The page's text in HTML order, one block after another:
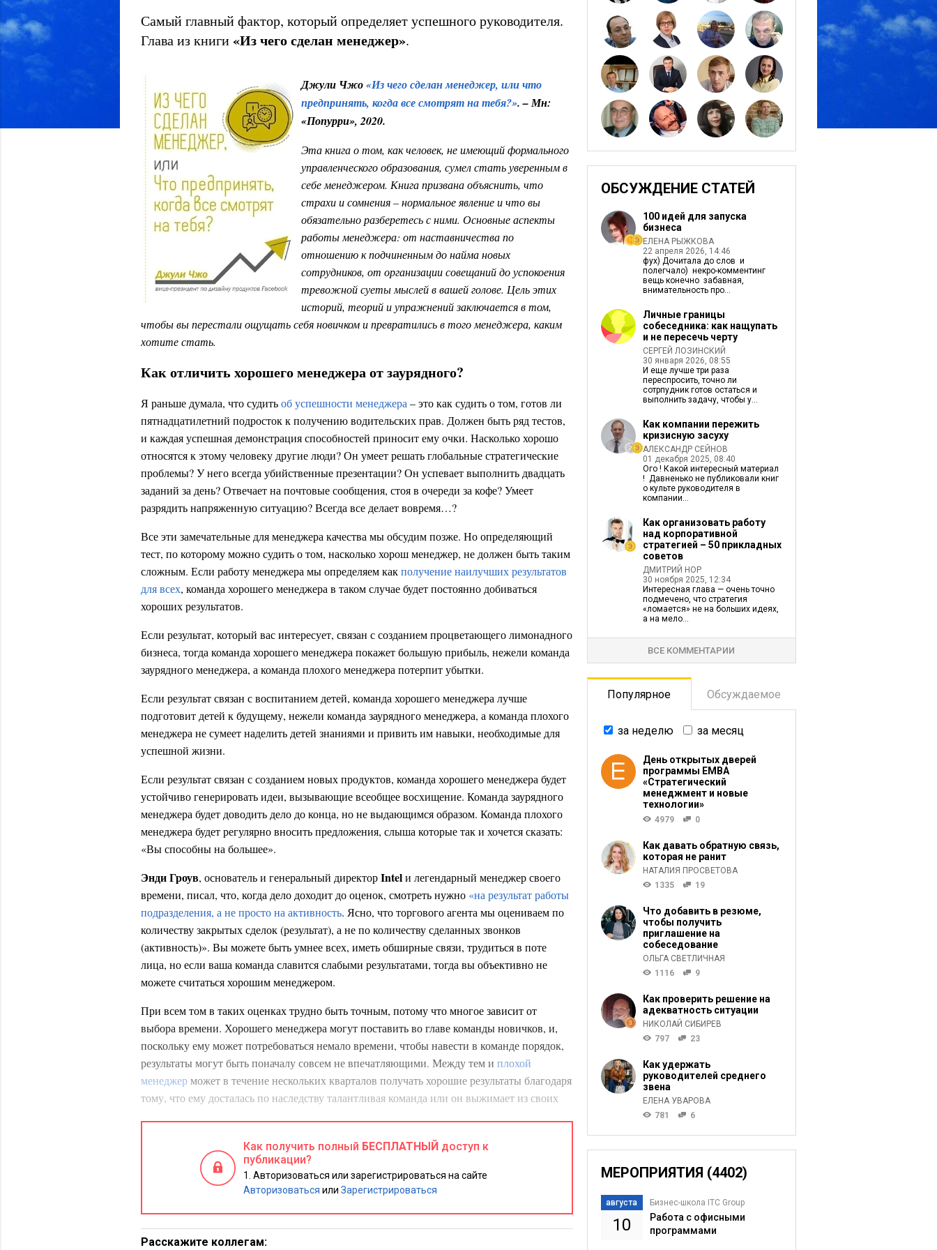
Самый главный фактор, который определяет успешного руководителя.
Глава из книги«Из чего сделан менеджер».
Джули Чжо«Из чего сделан менеджер, или что
предпринять, когда все смотрят на тебя?». – Мн:
«Попурри», 2020.
Эта книга о том, как человек, не имеющий формального
управленческого образования, сумел стать уверенным в
себе менеджером. Книга призвана объяснить, что
страхи и сомнения – нормальное явление и что вы
обязательно разберетесь с ними. Основные аспекты
работы менеджера: от наставничества по
отношению к подчиненным до найма новых
сотрудников, от организации совещаний до успокоения
тревожной суеты мыслей в вашей голове. Цель этих
историй, теорий и упражнений заключается в том,
чтобы вы перестали ощущать себя новичком и превратились в того менеджера, каким
хотите стать.
Как отличить хорошего менеджера от заурядного?
Я раньше думала, что судитьоб успешности менеджера – это как судить о том, готов ли
пятнадцатилетний подросток к получению водительских прав. Должен быть ряд тестов,
и каждая успешная демонстрация способностей приносит ему очки. Насколько хорошо
относятся к этому человеку другие люди? Он умеет решать глобальные стратегические
проблемы? У него всегда убийственные презентации? Он успевает выполнить двадцать
заданий за день? Отвечает на почтовые сообщения, стоя в очереди за кофе? Умеет
разрядить напряженную ситуацию? Всегда все делает вовремя…?
Все эти замечательные для менеджера качества мы обсудим позже. Но определяющий
тест, по которому можно судить о том, насколько хорош менеджер, не должен быть таким
сложным. Если работу менеджера мы определяем какполучение наилучших результатов
для всех, команда хорошего менеджера в таком случае будет постоянно добиваться
хороших результатов.
Если результат, который вас интересует, связан с созданием процветающего лимонадного
бизнеса, тогда команда хорошего менеджера покажет большую прибыль, нежели команда
заурядного менеджера, а команда плохого менеджера потерпит убытки.
Если результат связан с воспитанием детей, команда хорошего менеджера лучше
подготовит детей к будущему, нежели команда заурядного менеджера, а команда плохого
менеджера не сумеет наделить детей знаниями и привить им навыки, необходимые для
успешной жизни.
Если результат связан с созданием новых продуктов, команда хорошего менеджера будет
устойчиво генерировать идеи, вызывающие всеобщее восхищение. Команда заурядного
менеджера будет доводить дело до конца, но не выдающимся образом. Команда плохого
менеджера будет регулярно вносить предложения, слыша которые так и хочется сказать:
«Вы способны на большее».
Энди Гроув, основатель и генеральный директорIntelи легендарный менеджер своего
времени, писал, что, когда дело доходит до оценок, смотреть нужно «на результат работы
подразделения, а не просто на активность. Ясно, что торгового агента мы оцениваем по
количеству закрытых сделок (результат), а не по количеству сделанных звонков
(активность)». Вы можете быть умнее всех, иметь обширные связи, трудиться в поте
лица, но если ваша команда славится слабыми результатами, тогда вы объективно не
можете считаться хорошим менеджером.
При всем том в таких оценках трудно быть точным, потому что многое зависит от
выбора времени. Хорошего менеджера могут поставить во главе команды новичков, и,
поскольку ему может потребоваться немало времени, чтобы навести в команде порядок,
результаты могут быть поначалу совсем не впечатляющими. Между тем и плохой
менеджерможет в течение нескольких кварталов получать хорошие результаты благодаря
тому, что ему досталась по наследству талантливая команда или он выжимает из своих
Лучшие работники, как правило, не держатся долго под началом босса, который их не
ценит или которого они не уважают. Талантливому менеджеру обычно удается повысить
эффективность даже самой слабой команды, если он уполномочен осуществить реальные
перемены.
Шесть лет назад я перешла под начало другого менеджера,
Как получить полный БЕСПЛАТНЫЙ доступ к
публикации?
Авторизоваться или зарегистрироваться на сайте
Авторизоваться или Зарегистрироваться
Расскажите коллегам:
ОБСУЖДЕНИЕ СТАТЕЙ
100 идей для запуска
бизнеса
ЕЛЕНА РЫЖКОВА
22 апреля 2026, 14:46
фух) Дочитала до слов и
полегчало) некро-комментинг
вещь конечно забавная,
внимательность про...
Личные границы
собеседника: как нащупать
и не пересечь черту
СЕРГЕЙ ЛОЗИНСКИЙ
30 января 2026, 08:55
И еще лучше три раза
переспросить, точно ли
сотрпудник готов остаться и
выполнить задачу, чтобы у...
Как компании пережить
кризисную засуху
АЛЕКСАНДР СЕЙНОВ
01 декабря 2025, 08:40
Ого ! Какой интересный материал
! Давненько не публиковали книг
о культе руководителя в
компании...
Как организовать работу
над корпоративной
стратегией – 50 прикладных
советов
ДМИТРИЙ НОР
30 ноября 2025, 12:34
Интересная глава — очень точно
подмечено, что стратегия
«ломается» не на больших идеях,
а на мело...
ВСЕ КОММЕНТАРИИ
Популярное Обсуждаемое
за неделю за месяц
День открытых дверей
программы ЕМВА
«Стратегический
менеджмент и новые
технологии»
4979 0
Как давать обратную связь,
которая не ранит
НАТАЛИЯ ПРОСВЕТОВА
1335
19
Что добавить в резюме,
чтобы получить
приглашение на
собеседование
ОЛЬГА СВЕТЛИЧНАЯ
1116
9
Как проверить решение на
адекватность ситуации
НИКОЛАЙ СИБИРЕВ
797
23
Как удержать
руководителей среднего
звена
ЕЛЕНА УВАРОВА
781
6
МЕРОПРИЯТИЯ (4402)
августа
10
Бизнес-школа ITC Group
Работа с офисными
программами